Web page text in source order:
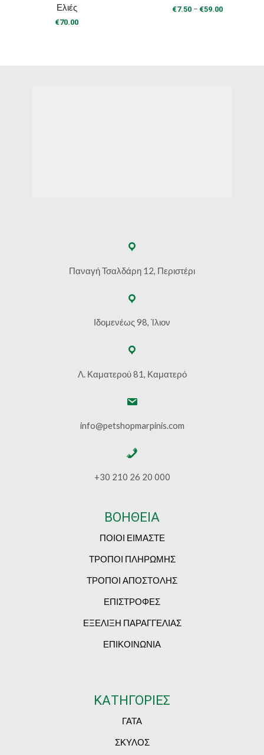
Ελιές
€70.00
€7.50 – €59.00Price
Παναγή Τσαλδάρη 12, Περιστέρι
Ιδομενέως 98, Ίλιον
Λ. Καματερού 81, Καματερό
info@petshopmarpinis.com
+30 210 26 20 000
ΒΟΗΘΕΙΑ
ΠΟΙΟΙ ΕΙΜΑΣΤΕ
ΤΡΟΠΟΙ ΠΛΗΡΩΜΗΣ
ΤΡΟΠΟΙ ΑΠΟΣΤΟΛΗΣ
ΕΠΙΣΤΡΟΦΕΣ
ΕΞΕΛΙΞΗ ΠΑΡΑΓΓΕΛΙΑΣ
ΕΠΙΚΟΙΝΩΝΙΑ
ΚΑΤΗΓΟΡΙΕΣ
ΓΑΤΑ
ΣΚΥΛΟΣ